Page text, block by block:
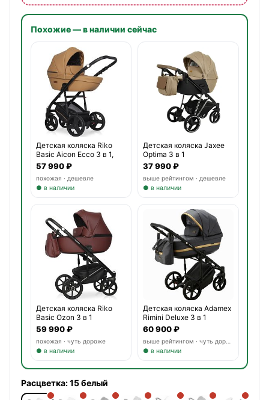
Похожие — в наличии сейчас
Детская коляска Riko
Basic Aicon Ecco 3 в 1,
57 990 ₽
похожая · дешевле
● в наличии
Детская коляска Jaxee
Optima 3 в 1
37 990 ₽
выше рейтингом · дешевле
● в наличии
Детская коляска Riko
Basic Ozon 3 в 1
59 990 ₽
похожая · чуть дороже
● в наличии
Детская коляска Adamex
Rimini Deluxe 3 в 1
60 900 ₽
● в наличии
Расцветка:15 белый